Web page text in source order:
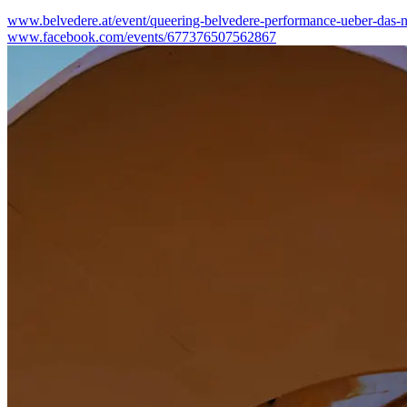
www.belvedere.at/event/queering-belvedere-performance-ueber-das-
www.facebook.com/events/677376507562867